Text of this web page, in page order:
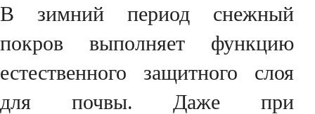
В зимний период снежный
покров выполняет функцию
естественного защитного слоя
для почвы. Даже при